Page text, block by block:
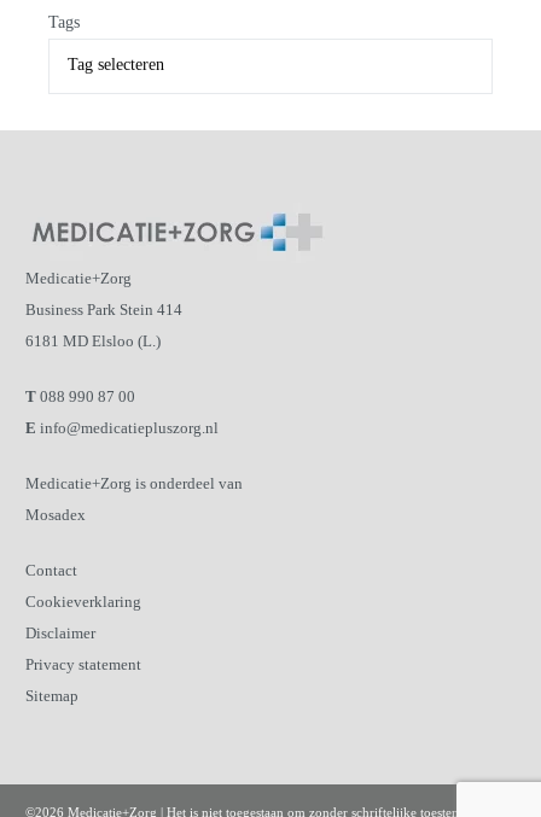
Tags
Medicatie+Zorg
Business Park Stein 414
6181 MD Elsloo (L.)
T 088 990 87 00
E info@medicatiepluszorg.nl
Medicatie+Zorg is onderdeel van
Mosadex
Contact
Cookieverklaring
Disclaimer
Privacy statement
Sitemap
©2026 Medicatie+Zorg | Het is niet toegestaan om zonder schriftelijke toestemming van